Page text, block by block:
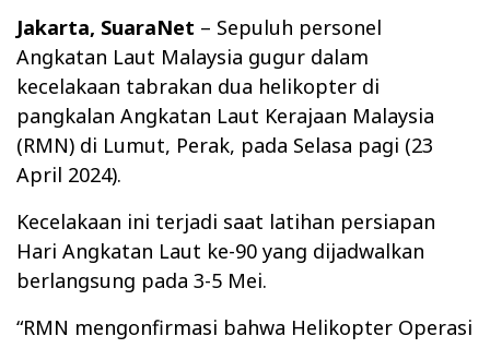
Jakarta, SuaraNet – Sepuluh personel
Angkatan Laut Malaysia gugur dalam
kecelakaan tabrakan dua helikopter di
pangkalan Angkatan Laut Kerajaan Malaysia
(RMN) di Lumut, Perak, pada Selasa pagi (23
April 2024).
Kecelakaan ini terjadi saat latihan persiapan
Hari Angkatan Laut ke-90 yang dijadwalkan
berlangsung pada 3-5 Mei.
“RMN mengonfirmasi bahwa Helikopter Operasi